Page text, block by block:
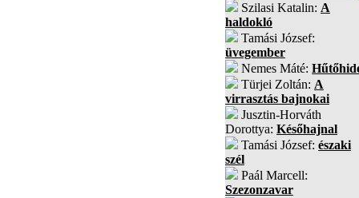
Szilasi Katalin: A
haldokló
Tamási József:
üvegember
Nemes Máté:
Türjei Zoltán: A
virrasztás bajnokai
Jusztin-Horváth
Dorottya: Későhajnal
Tamási József: északi
szél
Paál Marcell:
Szezonzavar